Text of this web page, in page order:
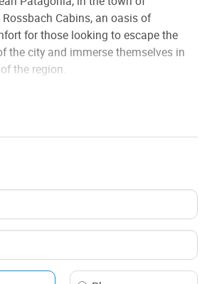
am
Cabins, an oasis of
for those looking to escape the
the city and immerse themselves in
the region.
wood and with a rustic and
kitchen, living room and grilling
to live in a unique natural
by the warmth and hospitality of
to create unforgettable memories
with the energy and peace that
provide.